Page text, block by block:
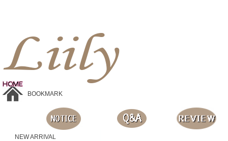
BOOKMARK
NEW ARRIVAL